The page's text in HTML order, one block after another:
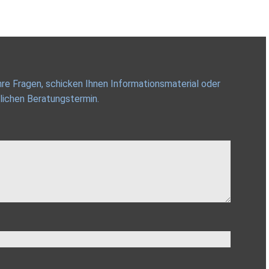
Fragen, schicken Ihnen Informationsmaterial oder
Beratungstermin.